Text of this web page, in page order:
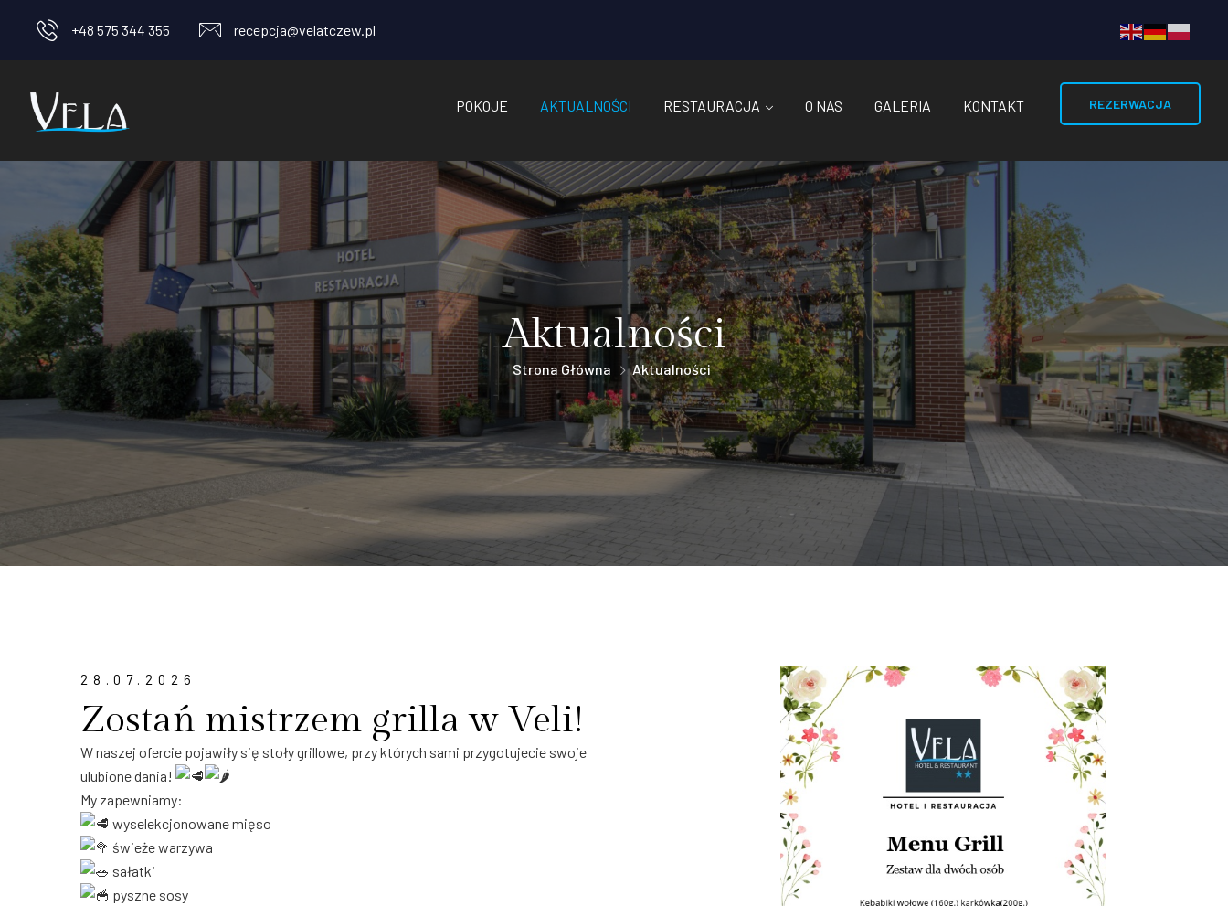
+48 575 344 355 recepcja@velatczew.pl
POKOJE AKTUALNOŚCI RESTAURACJA O NAS GALERIA KONTAKT REZERWACJA
Aktualności
Strona Główna Aktualności
28.07.2026
Zostań mistrzem grilla w Veli!
W naszej ofercie pojawiły się stoły grillowe, przy których sami przygotujecie swoje
ulubione dania!
My zapewniamy:
wyselekcjonowane mięso
świeże warzywa
sałatki
pyszne sosy